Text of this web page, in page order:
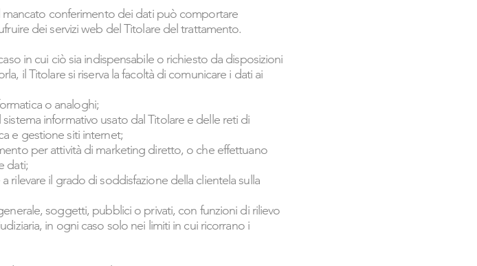
mancato conferimento dei dati può comportare
dei servizi web del Titolare del trattamento.
in cui ciò sia indispensabile o richiesto da disposizioni
il Titolare si riserva la facoltà di comunicare i dati ai
o analoghi;
informativo usato dal Titolare e delle reti di
e gestione siti internet;
per attività di marketing diretto, o che effettuano
dati;
il grado di soddisfazione della clientela sulla
soggetti, pubblici o privati, con funzioni di rilievo
in ogni caso solo nei limiti in cui ricorrano i